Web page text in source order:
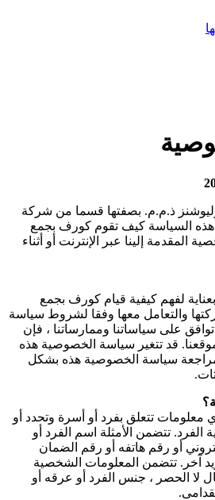
ذ.م.م. بصفتها قسما من شركة
السياسة كيف تقوم كورف بجمع
المقدمة إلينا عبر الإنترنت أو أثناء
لفهم كيفية قيام كورف بجمع
والتعامل معها وفقا لشروط سياسة
على سياساتنا وممارساتنا ، فإن
قد تتغير سياسة الخصوصية هذه
سياسة الخصوصية هذه بشكل
تتعلق بفرد أو أسرة وتحدد أو
الفرد. تتضمن الأمثلة اسم الفرد أو
أو رقم هاتفه أو رقم الضمان
آخر. تتضمن المعلومات الشخصية
لا الحصر ، جنس الفرد أو عرقه أو